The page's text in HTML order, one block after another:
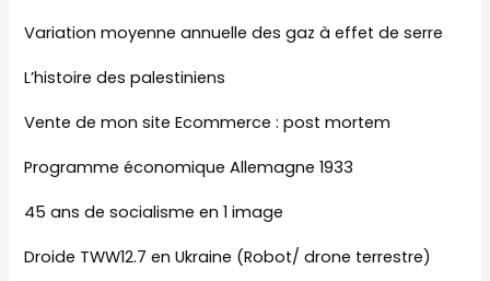
Variation moyenne annuelle des gaz à effet de serre
L’histoire des palestiniens
Vente de mon site Ecommerce : post mortem
Programme économique Allemagne 1933
45 ans de socialisme en 1 image
Droide TWW12.7 en Ukraine (Robot/ drone terrestre)